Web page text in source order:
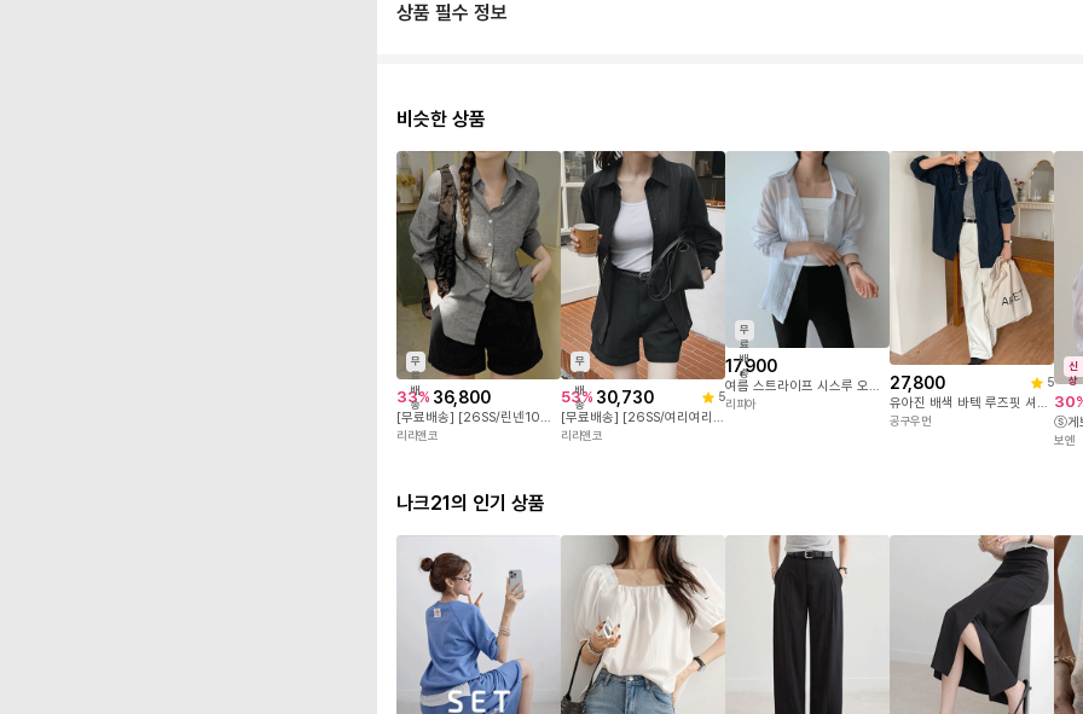
상품 필수 정보
비슷한 상품
무
료
배
송
33% 36,800
[무료배송] [26SS/린넨10%][44-120] 토드포디 린넨 잔체크 카라넥 셔츠(봄-여름-여름셔츠-살안타템-긴팔셔츠-카라셔츠-출근룩-트렌드-데일리-빅사이즈-유니크-캐주얼-데일리룩)
리리앤코
무
료
배
송
53% 30,730 5
[무료배송] [26SS/여리여리한] [44-120] 브디크아 링클 시스루 카라넥 루즈핏 셔츠 (신상-봄-여름-출근룩-데일리룩-빅사이즈-120사이즈-자체제작-링클셔츠-시스루셔츠-살안타템-얇은셔츠-여름셔츠-오버핏)
리리앤코
무
료
배
송
17,900
여름 스트라이프 시스루 오버핏 셔츠 얇은 비침 남방 여성 데일리 썸머 아우터
리피아
27,800 5
유아진 배색 바텍 루즈핏 셔츠 80593
공구우먼
신
상
30
ⓢ게
보엔
나크21의 인기 상품